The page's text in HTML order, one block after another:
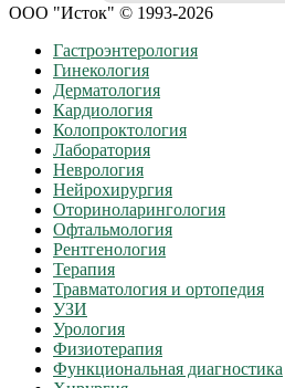
ООО "Исток" © 1993-2026
Гастроэнтерология
Гинекология
Дерматология
Кардиология
Колопроктология
Лаборатория
Неврология
Нейрохирургия
Оториноларингология
Офтальмология
Рентгенология
Терапия
Травматология и ортопедия
УЗИ
Урология
Физиотерапия
Функциональная диагностика